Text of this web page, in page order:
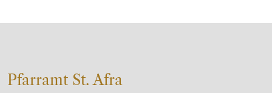
Pfarramt St. Afra